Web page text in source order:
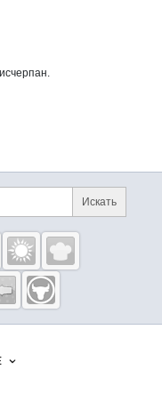
по сайту и
Искать
проекты